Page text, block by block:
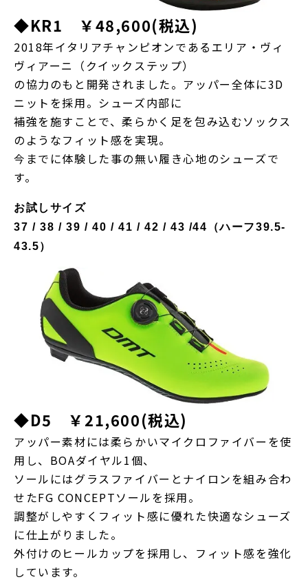
◆KR1 ￥48,600(税込)
2018年イタリアチャンピオンであるエリア・ヴィ
ヴィアーニ（クイックステップ）
の協力のもと開発されました。アッパー全体に3D
ニットを採用。シューズ内部に
補強を施すことで、柔らかく足を包み込むソックス
のようなフィット感を実現。
今までに体験した事の無い履き心地のシューズで
す。
お試しサイズ
37 / 38 / 39 / 40 / 41 / 42 / 43 /44（ハーフ39.5-
43.5）
◆D5 ￥21,600(税込)
アッパー素材には柔らかいマイクロファイバーを使
用し、BOAダイヤル1個、
ソールにはグラスファイバーとナイロンを組み合わ
せたFG CONCEPTソールを採用。
調整がしやすくフィット感に優れた快適なシューズ
に仕上がりました。
外付けのヒールカップを採用し、フィット感を強化
しています。